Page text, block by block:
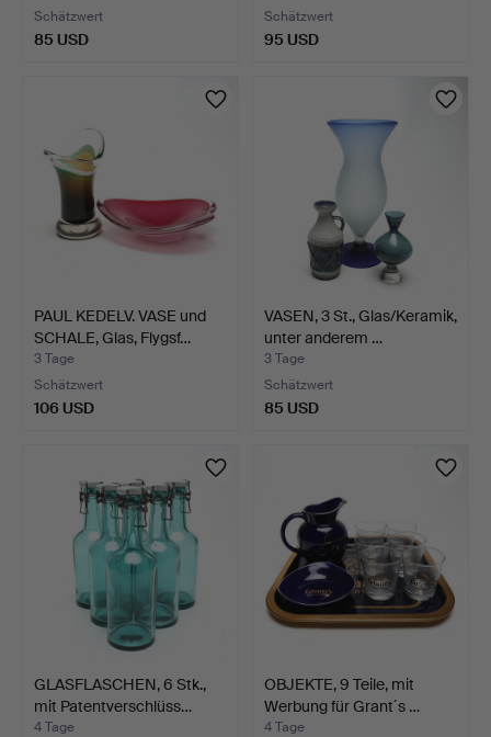
Schätzwert
85 USD
Schätzwert
95 USD
PAUL KEDELV. VASE und
SCHALE, Glas, Flygsf…
3 Tage
Schätzwert
106 USD
VASEN, 3 St., Glas/Keramik,
unter anderem …
3 Tage
Schätzwert
85 USD
GLASFLASCHEN, 6 Stk.,
mit Patentverschlüss…
4 Tage
OBJEKTE, 9 Teile, mit
Werbung für Grant´s …
4 Tage